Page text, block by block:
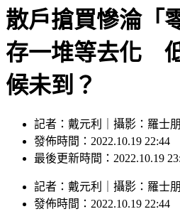
散戶搶買慘淪「
存一堆等去化
候未到？
記者：戴元利｜攝影：羅士朋
發佈時間：2022.10.19 22:44
記者：戴元利｜攝影：羅士朋